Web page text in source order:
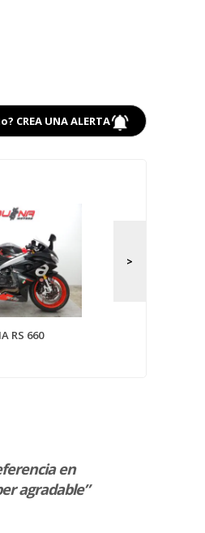
UNA ALERTA
RS 660
en
agradable”